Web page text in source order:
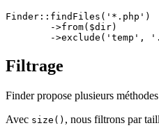
Finder::findFiles('*.php')
Filtrage
Finder propose plusieurs
Avec size() , nous filtrons par